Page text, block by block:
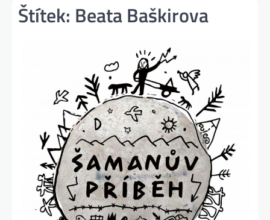
Štítek: Beata Baškirova